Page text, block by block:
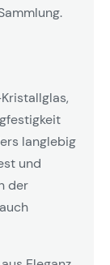
langlebig
und
der